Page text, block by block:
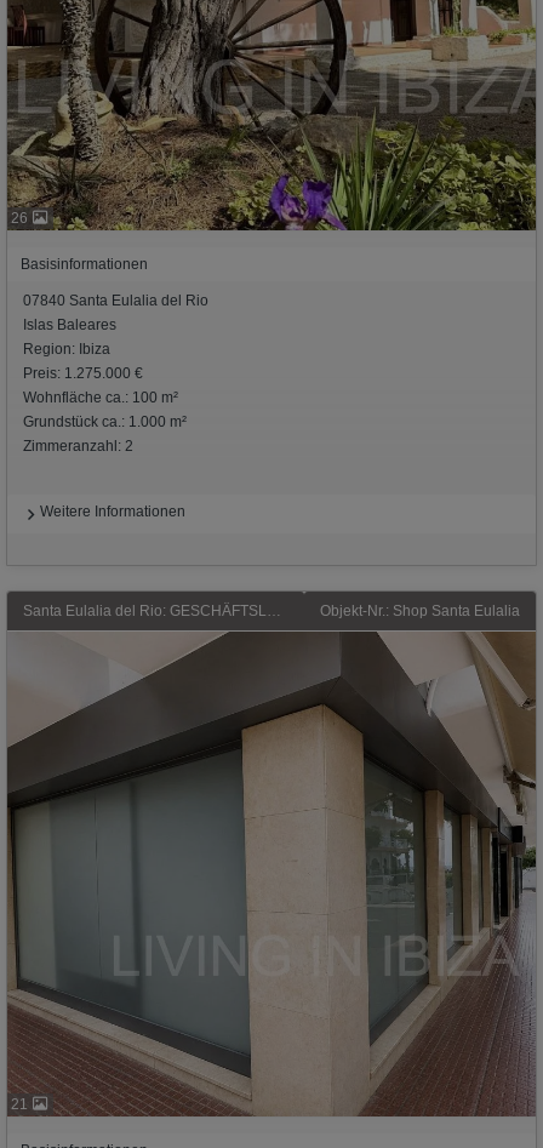
26
Basisinformationen
07840 Santa Eulalia del Rio
Islas Baleares
Region: Ibiza
Preis: 1.275.000 €
Wohnfläche ca.: 100 m²
Grundstück ca.: 1.000 m²
Zimmeranzahl: 2
Weitere Informationen
Santa Eulalia del Rio: GESCHÄFTSLOKAL ZU VERMIETEN – EXKLUSIVE ECKLAGE IM HERZEN VON SANTA EULÀRIA DES RIU, IBIZA Objekt-Nr.: Shop Santa Eulalia
21